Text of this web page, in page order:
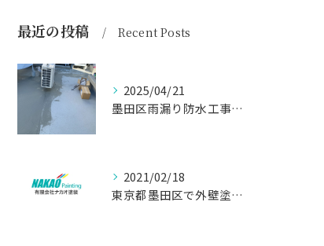
最近の投稿 Recent Posts
2025/04/21
墨田区雨漏り防水工事はナカオ塗装まで！！
2021/02/18
東京都墨田区で外壁塗り替え工事なら(有)ナカオ塗装にお任せ